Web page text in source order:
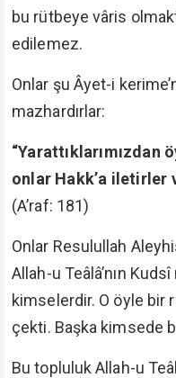
bu rütbeye vâris
edilemez.
Onlar şu Âyet-i
mazhardırlar:
“Yarattıklarımızdan
onlar Hakk’a iletirler
(A’raf: 181)
Onlar Resulullah
Allah-u Teâlâ’nın
kimselerdir. O öyle bir
çekti. Başka kimsede
Bu topluluk Allah-u